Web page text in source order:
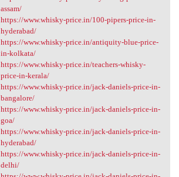
assam/
https://www.whisky-price.in/100-pipers-price-in-
hyderabad/
https://www.whisky-price.in/antiquity-blue-price-
in-kolkata/
https://www.whisky-price.in/teachers-whisky-
price-in-kerala/
https://www.whisky-price.in/jack-daniels-price-in-
bangalore/
https://www.whisky-price.in/jack-daniels-price-in-
goa/
https://www.whisky-price.in/jack-daniels-price-in-
hyderabad/
https://www.whisky-price.in/jack-daniels-price-in-
delhi/